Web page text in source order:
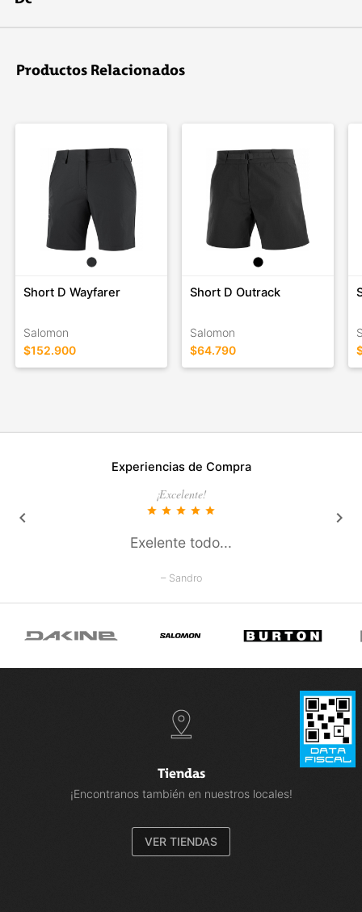
DC Shoes es una marca líder en calzado e indumentaria para
freestyle. La compañí­a fue fundada por Ken Block y Damon
Productos Relacionados
Short D Wayfarer
Salomon
$152.900
Short D Outrack
Salomon
$64.790
Experiencias de Compra
¡Excelente!
star star star star star
Exelente todo...
– Sandro
keyboard_arrow_left keyboard_arrow_right
Tiendas
¡Encontranos también en nuestros locales!
VER TIENDAS